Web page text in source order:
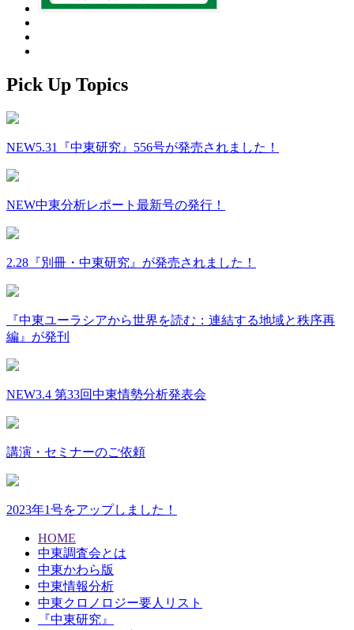
Pick Up Topics
NEW5.31『中東研究』556号が発売されました！
NEW中東分析レポート最新号の発行！
2.28『別冊・中東研究』が発売されました！
『中東ユーラシアから世界を読む：連結する地域と秩序再
編』が発刊
NEW3.4 第33回中東情勢分析発表会
講演・セミナーのご依頼
2023年1号をアップしました！
HOME
中東調査会とは
中東かわら版
中東情報分析
中東クロノロジー要人リスト
『中東研究』